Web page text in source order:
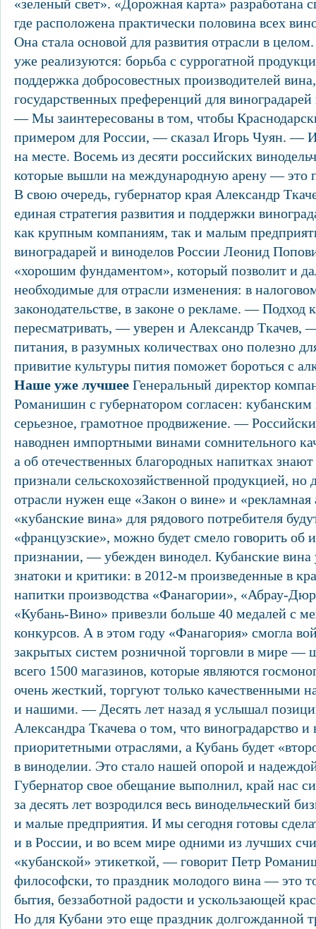
«зеленый свет». «Дорожная карта» разработана
где расположена практически половина всех
Она стала основой для развития отрасли в
уже реализуются: борьба с суррогатной
поддержка добросовестных производителей
государственных преференций для
— Мы заинтересованы в том, чтобы
примером для России, — сказал Игорь Чуян. — И
на месте. Восемь из десяти российских
которые вышли на международную арену — это
В свою очередь, губернатор края Александр
единая стратегия развития и поддержки
как крупным компаниям, так и малым
виноградарей и виноделов России Леонид
«хорошим фундаментом», который позволит и
необходимые для отрасли изменения: в
законодательстве, в законе о рекламе. — Подход
пересматривать, — уверен и Александр
питания, в разумных количествах оно полезно
привитие культуры пития поможет бороться с
Наше уже лучшее Генеральный директор
Романишин с губернатором согласен:
серьезное, грамотное продвижение. —
наводнен импортными винами сомнительного
а об отечественных благородных напитках
признали сельскохозяйственной продукцией, но
отрасли нужен еще «Закон о вине» и «рекламная
«кубанские вина» для рядового потребителя
«французские», можно будет смело говорить об
признании, — убежден винодел. Кубанские
знатоки и критики: в 2012-м произведенные в
напитки производства «Фанагории», «Абрау-
«Кубань-Вино» привезли больше 40 медалей с
конкурсов. А в этом году «Фанагория» смогла
закрытых систем розничной торговли в мире
всего 1500 магазинов, которые являются
очень жесткий, торгуют только качественными
и нашими. — Десять лет назад я услышал
Александра Ткачева о том, что виноградарство и
приоритетными отраслями, а Кубань будет
в виноделии. Это стало нашей опорой и
Губернатор свое обещание выполнил, край нас
за десять лет возродился весь винодельческий
и малые предприятия. И мы сегодня готовы
и в России, и во всем мире одними из лучших
«кубанской» этикеткой, — говорит Петр
философски, то праздник молодого вина — это
бытия, беззаботной радости и ускользающей
Но для Кубани это еще праздник долгожданной